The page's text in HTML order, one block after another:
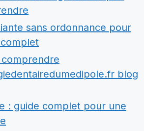
sans ordonnance pour
blog
: guide complet pour une